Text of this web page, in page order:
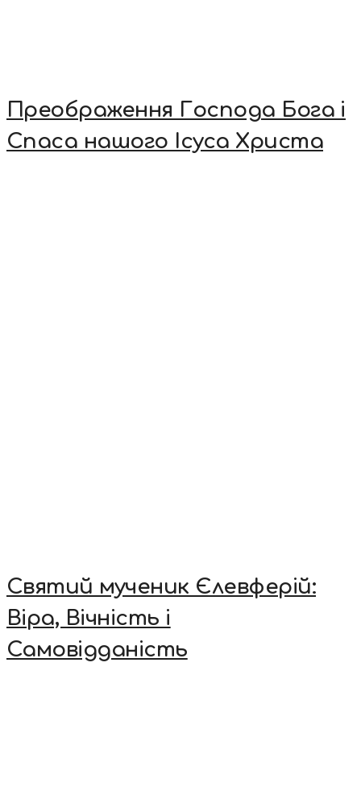
Преображення Господа Бога і
Спаса нашого Ісуса Христа
Святий мученик Єлевферій:
Віра, Вічність і
Самовідданість